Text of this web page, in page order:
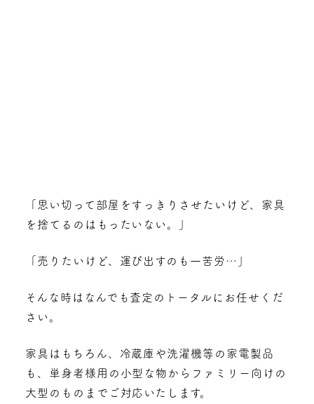
「思い切って部屋をすっきりさせたいけど、家具
を捨てるのはもったいない。」
「売りたいけど、運び出すのも一苦労…」
そんな時はなんでも査定のトータルにお任せくだ
さい。
家具はもちろん、冷蔵庫や洗濯機等の家電製品
も、単身者様用の小型な物からファミリー向けの
大型のものまでご対応いたします。